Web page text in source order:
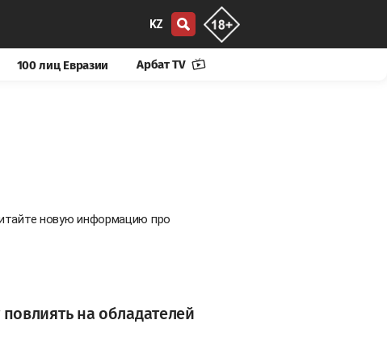
KZ
100 лиц Евразии Арбат TV
новую информацию про
на обладателей